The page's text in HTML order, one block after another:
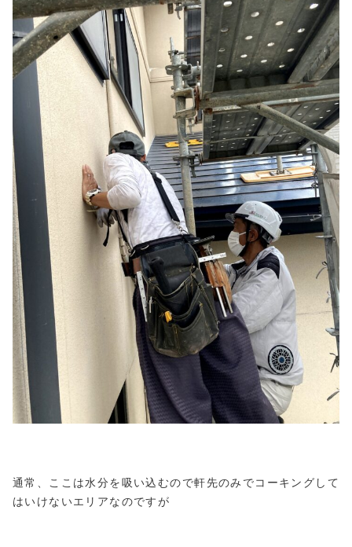
通常、ここは水分を吸い込むので軒先のみでコーキングして
はいけないエリアなのですが